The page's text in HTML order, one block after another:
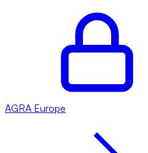
AGRA Europe